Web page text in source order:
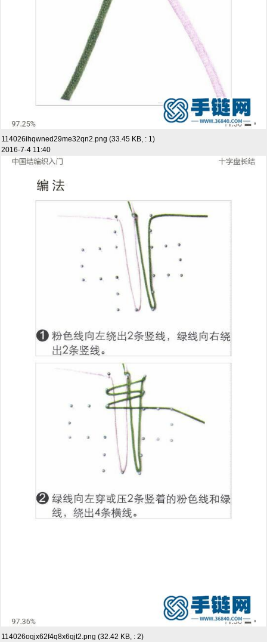
114026ihqwned29me32qn2.png (33.45 KB, : 1)
2016-7-4 11:40
114026oqjx62f4q8x6qjt2.png (32.42 KB, : 2)